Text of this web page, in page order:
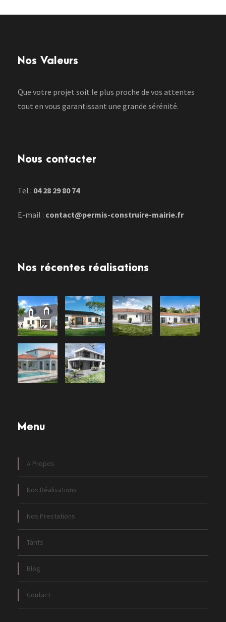
Nos Valeurs
Que votre projet soit le plus proche de vos attentes
tout en vous garantissant une grande sérénité.
Nous contacter
Tel : 04 28 29 80 74
E-mail : contact@permis-construire-mairie.fr
Nos récentes réalisations
Menu
A Propos
Nos Réalisations
Nos Prestations
Tarifs
Blog
Contact